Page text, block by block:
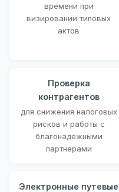
времени при
визировании типовых
актов
Проверка
контрагентов
для снижения налоговых
рисков и работы с
благонадежными
партнерами
Электронные путевые